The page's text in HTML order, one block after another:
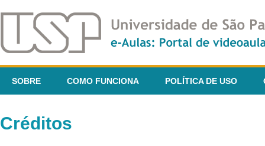
SOBRE COMO FUNCIONA POLÍTICA DE USO
Créditos